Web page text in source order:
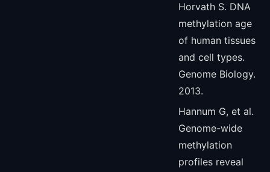
Horvath S. DNA
methylation age
of human tissues
and cell types.
Genome Biology.
2013.
Hannum G, et al.
Genome-wide
methylation
profiles reveal